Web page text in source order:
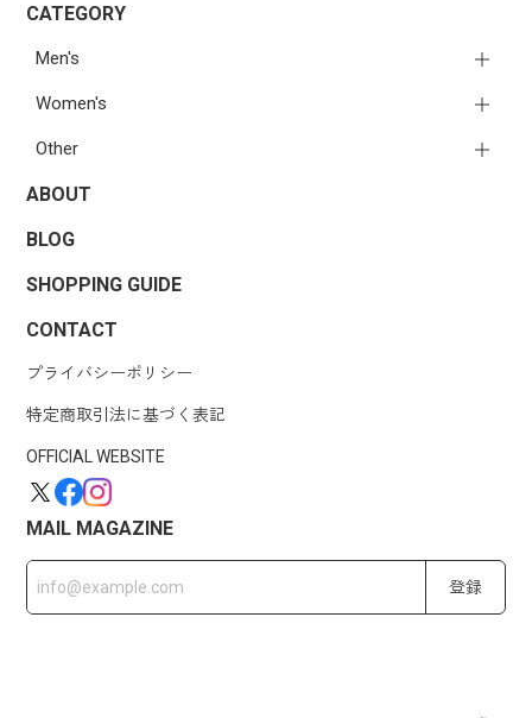
CATEGORY
Men's
Women's
Other
ABOUT
BLOG
SHOPPING GUIDE
CONTACT
プライバシーポリシー
特定商取引法に基づく表記
OFFICIAL WEBSITE
MAIL MAGAZINE
登録